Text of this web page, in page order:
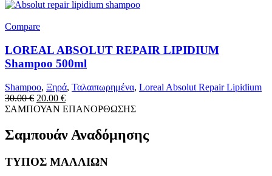
Compare
LOREAL ABSOLUT REPAIR LIPIDIUM
Shampoo 500ml
Shampoo, Ξηρά, Ταλαιπωρημένα, Loreal Absolut Repair Lipidium
30.00€ Original
price
30.00 €.
20.00 €Η
τρέχουσα
είναι:
20.00 €.
ΣΑΜΠΟΥΑΝ ΕΠΑΝΟΡΘΩΣΗΣ
Σαμπουάν Αναδόμησης
ΤΥΠΟΣ ΜΑΛΛΙΩΝ